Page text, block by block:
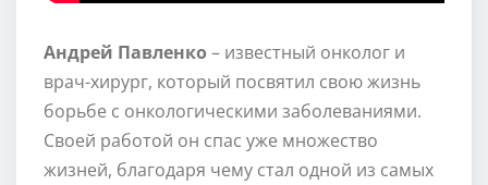
Андрей Павленко – известный онколог и
врач-хирург, который посвятил свою жизнь
борьбе с онкологическими заболеваниями.
Своей работой он спас уже множество
жизней, благодаря чему стал одной из самых